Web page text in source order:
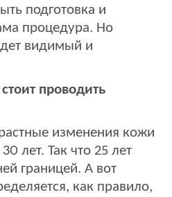
подготовка и
процедура. Но
видимый и
проводить
изменения кожи
лет. Так что 25 лет
границей. А вот
как правило,